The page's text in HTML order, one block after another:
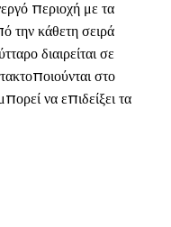
περιοχή με τα
την κάθετη σειρά
διαιρείται σε
στο
να επιδείξει τα